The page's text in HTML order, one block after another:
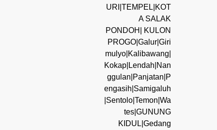
URI|TEMPEL|KOT
A SALAK
PONDOH| KULON
PROGO|Galur|Giri
mulyo|Kalibawang|
Kokap|Lendah|Nan
ggulan|Panjatan|P
engasih|Samigaluh
|Sentolo|Temon|Wa
tes|GUNUNG
KIDUL|Gedang